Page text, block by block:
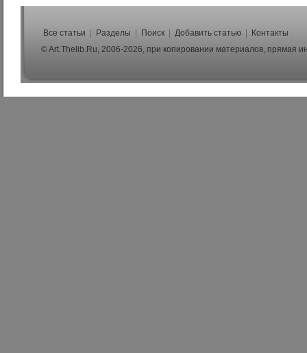
Все статьи Разделы Поиск Добавить статью
Контакты
© Art.Thelib.Ru, 2006-2026, при копировании материалов, прямая